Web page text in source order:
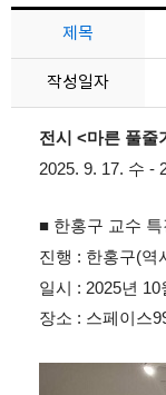
제목
작성일자
전시 <마른 풀줄
2025. 9. 17. 수 -
■ 한홍구 교수
진행 : 한홍구(역
일시 : 2025년
장소 : 스페이스